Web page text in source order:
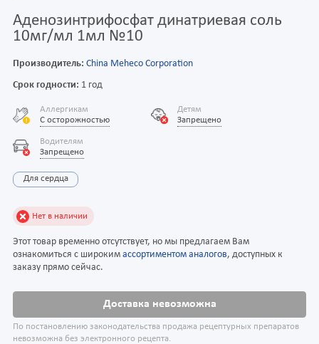
Аденозинтрифосфат динатриевая соль
10мг/мл 1мл №10
Производитель: China Meheco Corporation
Срок годности: 1 год
Аллергикам
С осторожностью
Детям
Запрещено
Водителям
Запрещено
Для сердца
Нет в наличии
Этот товар временно отсутствует, но мы предлагаем Вам
ознакомиться с широким ассортиментом аналогов, доступных к
заказу прямо сейчас.
Доставка невозможна
По постановлению законодательства продажа рецептурных препаратов
невозможна без электронного рецепта.